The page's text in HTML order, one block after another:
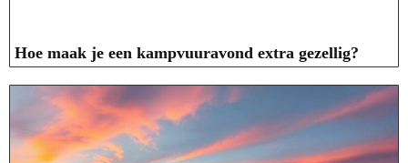
Hoe maak je een kampvuuravond extra gezellig?